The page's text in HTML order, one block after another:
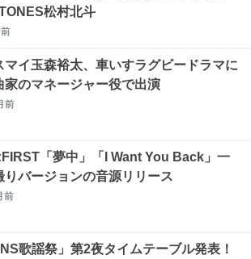
松村北斗
前
マイ玉森裕太、車いすラグビードラマに
家のマネージャー役で出演
前
「夢中」「I Want You Back」一
りバージョンの音源リリース
前
歌謡祭」第2夜タイムテーブル発表！